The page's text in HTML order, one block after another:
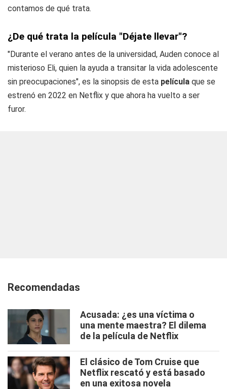
contamos de qué trata.
¿De qué trata la película "Déjate llevar"?
"Durante el verano antes de la universidad, Auden conoce al
misterioso Eli, quien la ayuda a transitar la vida adolescente
sin preocupaciones", es la sinopsis de esta película que se
estrenó en 2022 en Netflix y que ahora ha vuelto a ser
furor.
Recomendadas
Acusada: ¿es una víctima o
una mente maestra? El dilema
de la película de Netflix
El clásico de Tom Cruise que
Netflix rescató y está basado
en una exitosa novela